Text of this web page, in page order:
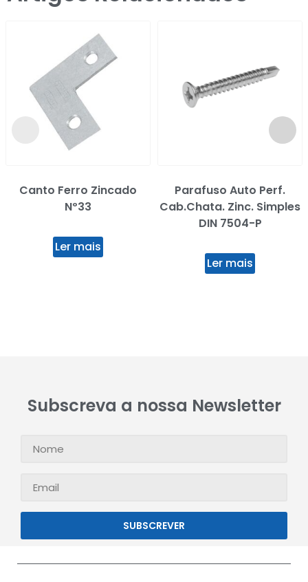
Canto Ferro Zincado
Nº33
Ler mais
Parafuso Auto Perf.
Cab.Chata. Zinc. Simples
DIN 7504-P
Ler mais
Subscreva a nossa Newsletter
SUBSCREVER